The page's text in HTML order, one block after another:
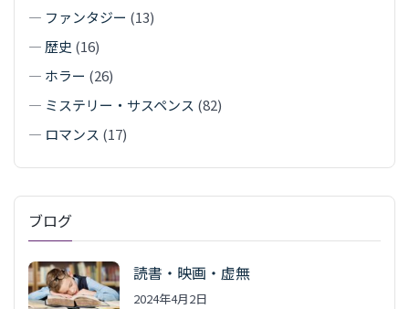
— ファンタジー (13)
—歴史 (16)
— ホラー (26)
— ミステリー・サスペンス (82)
— ロマンス (17)
ブログ
読書・映画・虚無
2024年4月2日